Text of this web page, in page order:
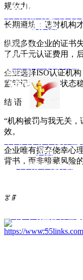
规效力。
长期避坑：选对机构
纵观多数企业的证书
了几千元认证费用，
企业选择ISO认证机
监管记录，经营状态
结 语
“机构被罚与我无关
效。
企业唯有摒弃侥幸心
背书，而非暗藏风险
ꂃ ꁹ
专业
致力专业
服务全球
诚信为本
服务万家
诚信
委员会
员会
中国标准化协会
局